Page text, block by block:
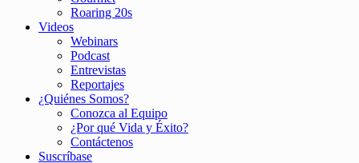
Roaring 20s
Videos
Webinars
Podcast
Entrevistas
Reportajes
¿Quiénes Somos?
Conozca al Equipo
¿Por qué Vida y Éxito?
Contáctenos
Suscríbase